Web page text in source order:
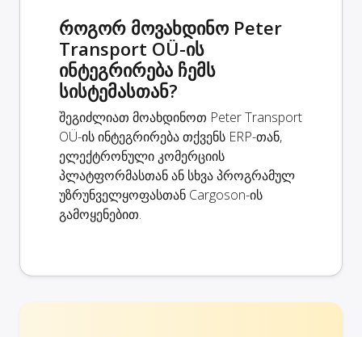
როგორ მოვახდინო Peter
Transport OÜ-ის
ინტეგრირება ჩემს
სისტემასთან?
შეგიძლიათ მოახდინოთ Peter Transport
OÜ-ის ინტეგრირება თქვენს ERP-თან,
ელექტრონული კომერციის
პლატფორმასთან ან სხვა პროგრამულ
უზრუნველყოფასთან Cargoson-ის
გამოყენებით.